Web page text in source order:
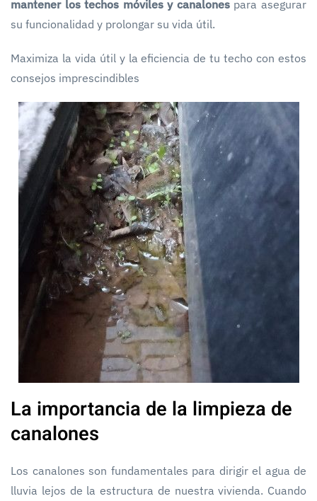
mantener los techos móviles y canalonespara asegurar
su funcionalidad y prolongar su vida útil.
Maximiza la vida útil y la eficiencia de tu techo con estos
consejos imprescindibles
La importancia de la limpieza de
canalones
Los canalones son fundamentales para dirigir el agua de
lluvia lejos de la estructura de nuestra vivienda. Cuando